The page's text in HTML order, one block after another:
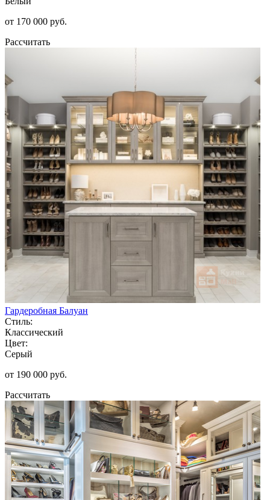
от 170 000 руб.
Рассчитать
Гардеробная Балуан
Стиль:
Классический
Цвет:
Серый
от 190 000 руб.
Рассчитать